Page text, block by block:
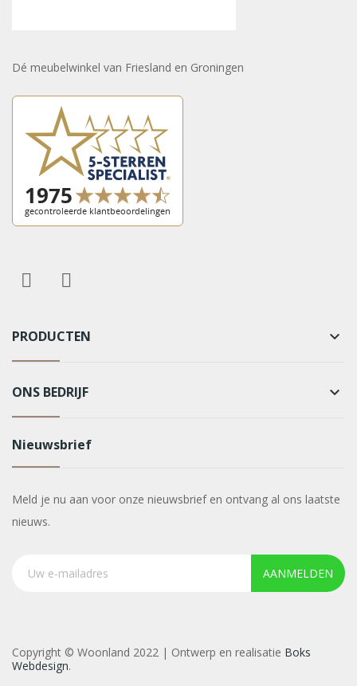
Dé meubelwinkel van Friesland en Groningen
PRODUCTEN keyboard_arrow_down
ONS BEDRIJF keyboard_arrow_down
Nieuwsbrief
Meld je nu aan voor onze nieuwsbrief en ontvang al ons laatste
nieuws.
AANMELDEN
Copyright © Woonland 2022 | Ontwerp en realisatie Boks
Webdesign.